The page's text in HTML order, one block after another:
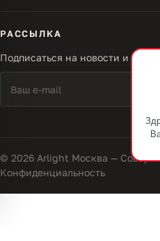
РАССЫЛКА
Подписаться на новости и акции
© 2026 Arlight Москва —
Конфиденциальность